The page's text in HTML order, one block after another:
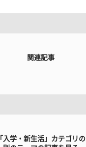
関連記事
「入学・新生活」カテゴリの